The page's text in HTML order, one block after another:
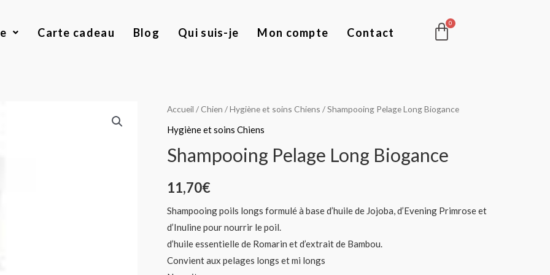
Carte cadeau Blog Qui suis-je Mon compte Contact Panier
Accueil /Chien /Hygiène et soins Chiens / Shampooing Pelage Long Biogance
Hygiène et soins Chiens
Shampooing Pelage Long Biogance
11,70€
Shampooing poils longs formulé à base d’huile de Jojoba, d’Evening Primrose et
d’Inuline pour nourrir le poil.
d’huile essentielle de Romarin et d’extrait de Bambou.
Convient aux pelages longs et mi longs
quantité
de
Pelage
Biogance